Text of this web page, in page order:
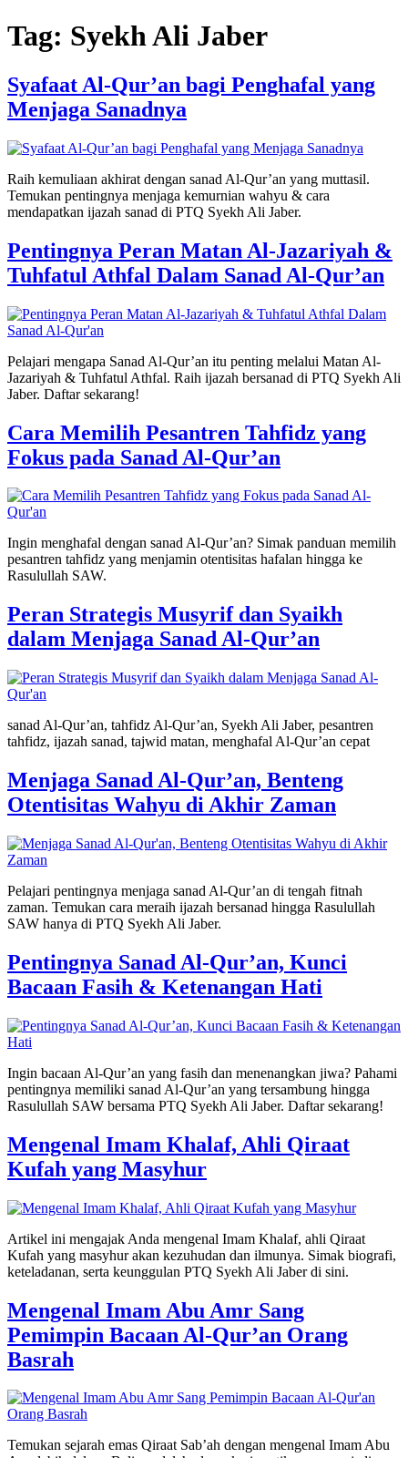
Skip
to
Tag: Syekh Ali Jaber
Syafaat Al-Qur’an bagi Penghafal yang
Menjaga Sanadnya
Raih kemuliaan akhirat dengan sanad Al-Qur’an yang muttasil.
Temukan pentingnya menjaga kemurnian wahyu & cara
mendapatkan ijazah sanad di PTQ Syekh Ali Jaber.
Pentingnya Peran Matan Al-Jazariyah &
Tuhfatul Athfal Dalam Sanad Al-Qur’an
Pelajari mengapa Sanad Al-Qur’an itu penting melalui Matan Al-
Jazariyah & Tuhfatul Athfal. Raih ijazah bersanad di PTQ Syekh Ali
Jaber. Daftar sekarang!
Cara Memilih Pesantren Tahfidz yang
Fokus pada Sanad Al-Qur’an
Ingin menghafal dengan sanad Al-Qur’an? Simak panduan memilih
pesantren tahfidz yang menjamin otentisitas hafalan hingga ke
Rasulullah SAW.
Peran Strategis Musyrif dan Syaikh
dalam Menjaga Sanad Al-Qur’an
sanad Al-Qur’an, tahfidz Al-Qur’an, Syekh Ali Jaber, pesantren
tahfidz, ijazah sanad, tajwid matan, menghafal Al-Qur’an cepat
Menjaga Sanad Al-Qur’an, Benteng
Otentisitas Wahyu di Akhir Zaman
Pelajari pentingnya menjaga sanad Al-Qur’an di tengah fitnah
zaman. Temukan cara meraih ijazah bersanad hingga Rasulullah
SAW hanya di PTQ Syekh Ali Jaber.
Pentingnya Sanad Al-Qur’an, Kunci
Bacaan Fasih & Ketenangan Hati
Ingin bacaan Al-Qur’an yang fasih dan menenangkan jiwa? Pahami
pentingnya memiliki sanad Al-Qur’an yang tersambung hingga
Rasulullah SAW bersama PTQ Syekh Ali Jaber. Daftar sekarang!
Mengenal Imam Khalaf, Ahli Qiraat
Kufah yang Masyhur
Artikel ini mengajak Anda mengenal Imam Khalaf, ahli Qiraat
Kufah yang masyhur akan kezuhudan dan ilmunya. Simak biografi,
keteladanan, serta keunggulan PTQ Syekh Ali Jaber di sini.
Mengenal Imam Abu Amr Sang
Pemimpin Bacaan Al-Qur’an Orang
Basrah
Temukan sejarah emas Qiraat Sab’ah dengan mengenal Imam Abu